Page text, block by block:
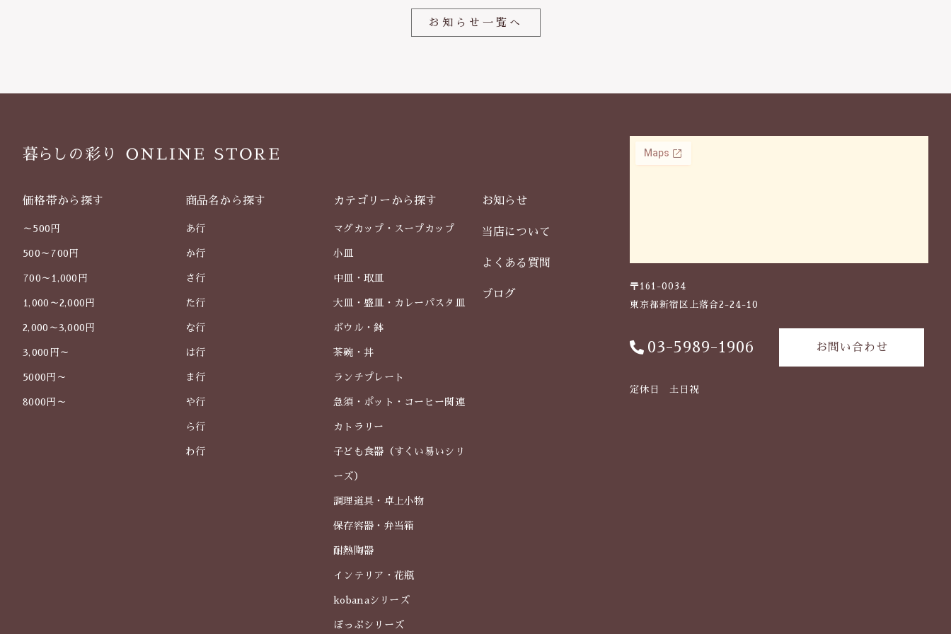
k
お知らせ一覧へ
価格帯から探す
～500円
500～700円
700～1,000円
1,000～2,000円
2,000～3,000円
3,000円～
5000円～
8000円～
商品名から探す
あ行
か行
さ行
た行
な行
は行
ま行
や行
ら行
わ行
カテゴリーから探す
マグカップ・スープカップ
小皿
中皿・取皿
大皿・盛皿・カレーパスタ皿
ボウル・鉢
茶碗・丼
ランチプレート
急須・ポット・コーヒー関連
カトラリー
子ども食器（すくい易いシリ
ーズ）
調理道具・卓上小物
保存容器・弁当箱
耐熱陶器
インテリア・花瓶
kobanaシリーズ
ぽっぷシリーズ
お知らせ
当店について
よくある質問
ブログ
〒161-0034
東京都新宿区上落合2-24-10
03-5989-1906 お問い合わせ
定休日 土日祝